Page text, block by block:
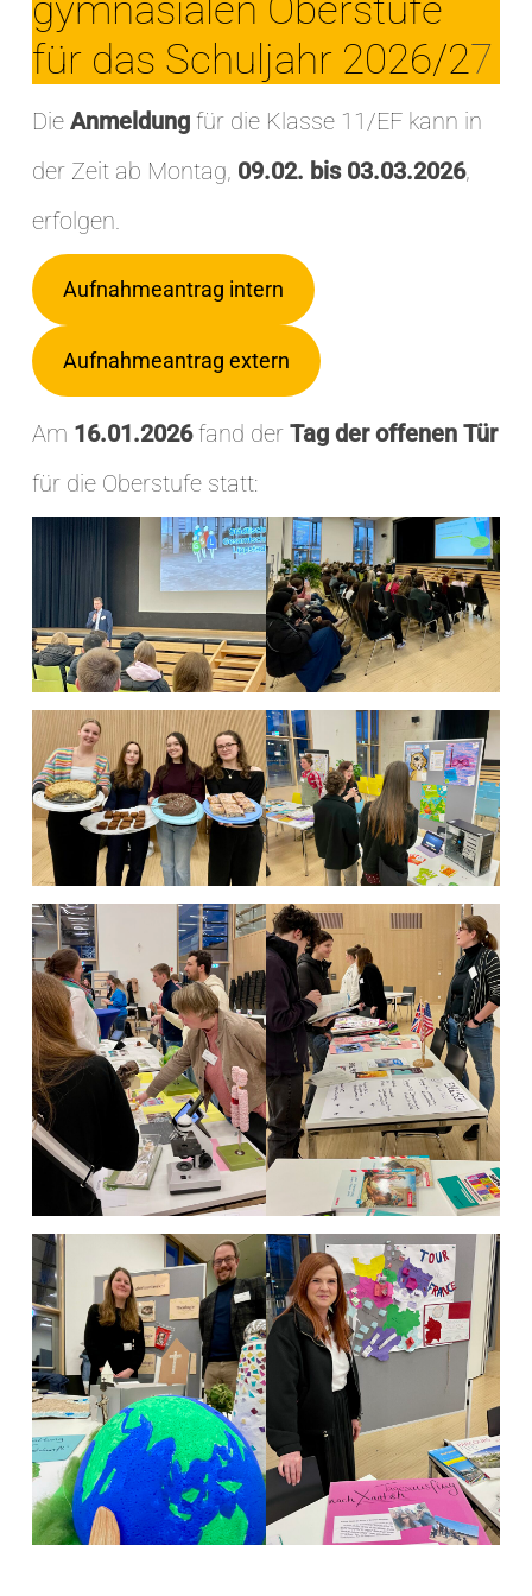
gymnasialen Oberstufe
für das Schuljahr 2026/27
Die Anmeldungfür die Klasse 11/EF kann in
der Zeit ab Montag, 09.02. bis 03.03.2026,
erfolgen.
Aufnahmeantrag intern
Aufnahmeantrag extern
Am 16.01.2026fand der Tag der offenen Tür
für die Oberstufe statt: